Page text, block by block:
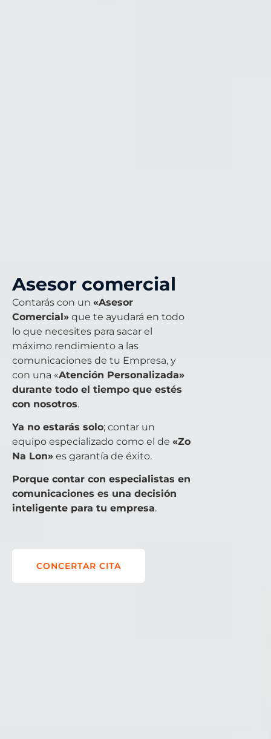
Asesor comercial
Contarás con un «Asesor
Comercial» que te ayudará en todo
lo que necesites para sacar el
máximo rendimiento a las
comunicaciones de tu Empresa, y
con una «Atención Personalizada»
durante todo el tiempo que estés
con nosotros.
Ya no estarás solo; contar un
equipo especializado como el de «Zo
Na Lon» es garantía de éxito.
Porque contar con especialistas en
comunicaciones es una decisión
inteligente para tu empresa.
CONCERTAR CITA